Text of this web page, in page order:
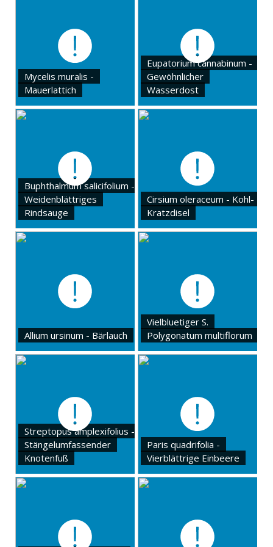
Mycelis muralis -
Mauerlattich
Eupatorium cannabinum -
Gewöhnlicher
Wasserdost
Buphthalmum salicifolium -
Weidenblättriges
Rindsauge
Cirsium oleraceum - Kohl-
Kratzdisel
Allium ursinum - Bärlauch
Vielbluetiger S.
Polygonatum multiflorum
Streptopus amplexifolius -
Stängelumfassender
Knotenfuß
Paris quadrifolia -
Vierblättrige Einbeere